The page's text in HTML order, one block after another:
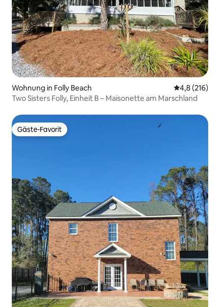
Wohnung in Folly Beach
4,8 (216)
Two Sisters Folly, Einheit B – Maisonette am Marschland
Gäste-Favorit
Gäste-Favorit